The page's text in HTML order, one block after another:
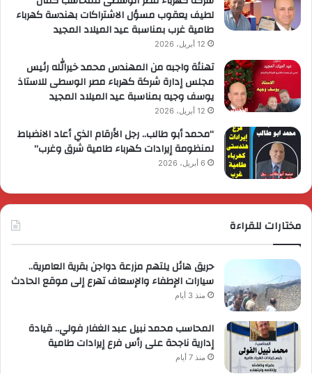
لطيف يعقوب مسؤل الاشتراكات بهندسة كهرباء
طامية غرب بمناسبة عيد الميلاد المجيد
12 أبريل، 2026
تهنئة واجبه من المهندس محمد خيرالله رئيس
مجلس إدارة شركة كهرباء مصر الوسطى للاستاذ
يوسف وجيه بمناسبة عيد الميلاد المجيد
12 أبريل، 2026
“محمد أبو طالب.. رجل الأرقام الذي أعاد الانضباط
لمنظومة إيرادات كهرباء طامية شرق وغرب”
6 أبريل، 2026
مختارات للقراءة
حريق هائل يلتهم مزرعة دواجن بقرية العامرية..
سيارات الإطفاء والإسعاف تهرع إلى موقع الحادث
منذ 3 أيام
المحاسب محمد نبيل عبد الغفار فولي.. قيادة
إدارية ناجحة على رأس فرع إيرادات طامية
منذ 7 أيام